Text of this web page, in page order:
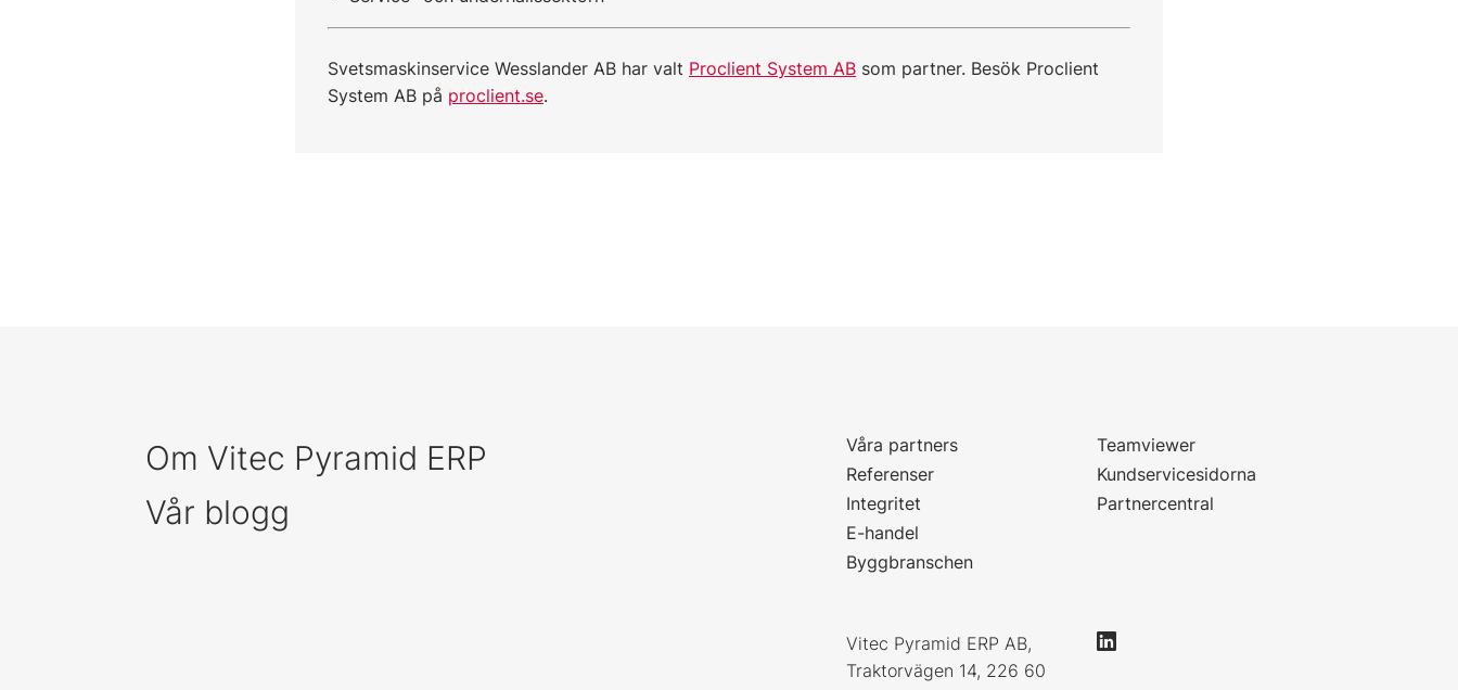
Svetsmaskinservice Wesslander AB har valt Proclient System AB som partner. Besök Proclient
System AB på proclient.se.
Om Vitec Pyramid ERP
Vår blogg
Våra partners
Referenser
Integritet
E-handel
Byggbranschen
Teamviewer
Kundservicesidorna
Partnercentral
Vitec Pyramid ERP AB,
Traktorvägen 14, 226 60